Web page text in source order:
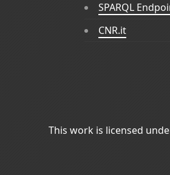
SPARQL
CNR.it
This work is licensed